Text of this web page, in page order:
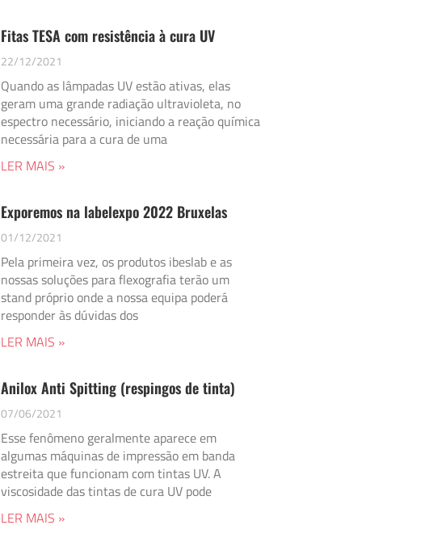
Fitas TESA com resistência à cura UV
22/12/2021
Quando as lâmpadas UV estão ativas, elas
geram uma grande radiação ultravioleta, no
espectro necessário, iniciando a reação química
necessária para a cura de uma
LER MAIS »
Exporemos na labelexpo 2022 Bruxelas
01/12/2021
Pela primeira vez, os produtos ibeslab e as
nossas soluções para flexografia terão um
stand próprio onde a nossa equipa poderá
responder às dúvidas dos
LER MAIS »
Anilox Anti Spitting (respingos de tinta)
07/06/2021
Esse fenômeno geralmente aparece em
algumas máquinas de impressão em banda
estreita que funcionam com tintas UV. A
viscosidade das tintas de cura UV pode
LER MAIS »